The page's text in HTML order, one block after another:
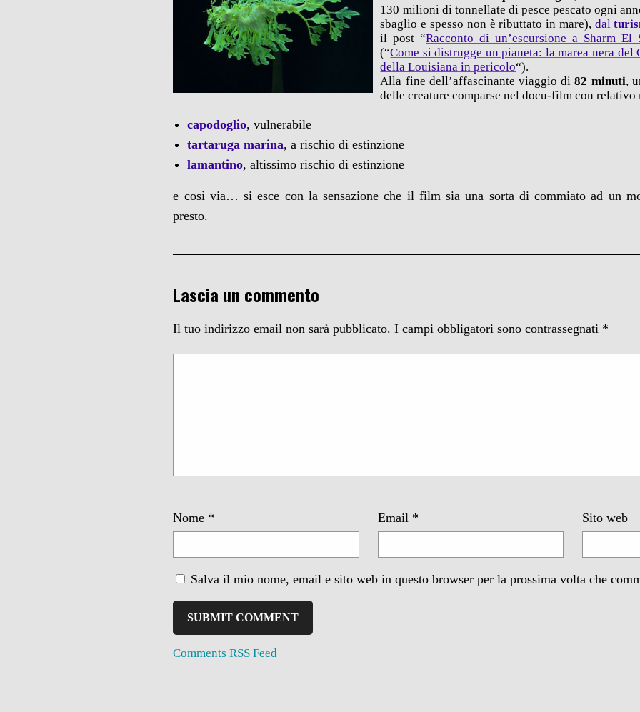
130 milioni di tonnellate di pesce pescato ogni
sbaglio e spesso non è ributtato in mare), dal
il post “Racconto di un’escursione a Sharm El
(“Come si distrugge un pianeta: la marea nera
della Louisiana in pericolo“).
Alla fine dell’affascinante viaggio di82 minuti,
delle creature comparse nel docu-film con relativo
capodoglio, vulnerabile
tartaruga marina, a rischio di estinzione
lamantino, altissimo rischio di estinzione
e così via… si esce con la sensazione che il film sia una sorta di commiato ad un
presto.
Lascia un commento
Il tuo indirizzo email non sarà pubblicato. I campi obbligatori sono contrassegnati *
Nome * Email * Sito web
Salva il mio nome, email e sito web in questo browser per la prossima volta che
Comments RSS Feed